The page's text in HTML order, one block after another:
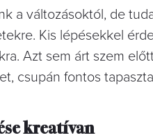
a változásoktól, de
Kis lépésekkel
Azt sem árt szem
csupán fontos
kreatívan